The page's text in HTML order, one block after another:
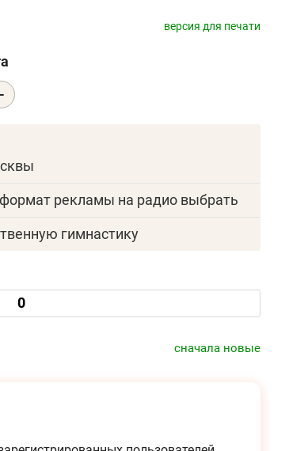
версия для печати
рекламы на радио выбрать
гимнастику
0
сначала новые